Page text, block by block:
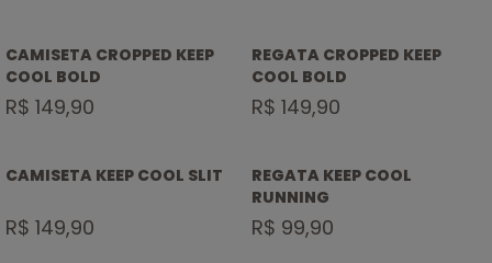
CAMISETA CROPPED KEEP
COOL BOLD
R$ 149,90
REGATA CROPPED KEEP
COOL BOLD
R$ 149,90
CAMISETA KEEP COOL SLIT
R$ 149,90
REGATA KEEP COOL
RUNNING
R$ 99,90